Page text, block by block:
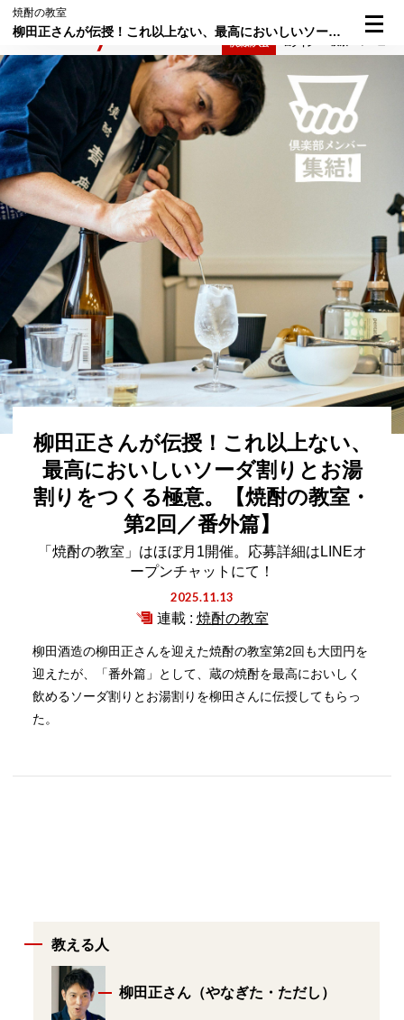
焼酎の教室
柳田正さんが伝授！これ以上ない、最高においしいソーダ割りとお湯割りをつくる極意。【焼酎の教室・第2回／番外篇】
柳田正さんが伝授！これ以上ない、
最高においしいソーダ割りとお湯
割りをつくる極意。【焼酎の教室・
第2回／番外篇】
「焼酎の教室」はほぼ月1開催。応募詳細はLINEオ
ープンチャットにて！
2025.11.13
連載 : 焼酎の教室
柳田酒造の柳田正さんを迎えた焼酎の教室第2回も大団円を
迎えたが、「番外篇」として、蔵の焼酎を最高においしく
飲めるソーダ割りとお湯割りを柳田さんに伝授してもらっ
た。
教える人
柳田正さん（やなぎた・ただし）